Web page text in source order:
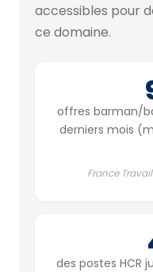
accessibles pour
ce domaine.
offres barman/
derniers mois
France
des postes HCR